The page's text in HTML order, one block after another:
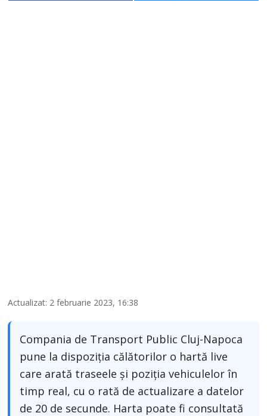
Actualizat: 2 februarie 2023, 16:38
Compania de Transport Public Cluj-Napoca
pune la dispoziția călătorilor o hartă live
care arată traseele și poziția vehiculelor în
timp real, cu o rată de actualizare a datelor
de 20 de secunde. Harta poate fi consultată